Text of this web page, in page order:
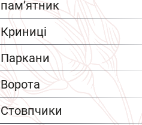
пам’ятник
Криниці
Паркани
Ворота
Стовпчики